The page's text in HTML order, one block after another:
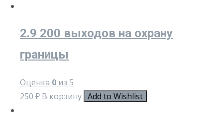
2.9 200 выходов на охрану
границы
Оценка 0 из 5
250 ₽ В корзину Add to Wishlist